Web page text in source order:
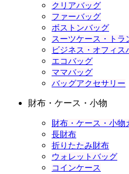
クリアバッグ
ファーバッグ
ボストンバッグ
スーツケース・トラ
ビジネス・オフィス
エコバッグ
ママバッグ
バッグアクセサリー
財布・ケース・小物
財布・ケース・小物
長財布
折りたたみ財布
ウォレットバッグ
コインケース